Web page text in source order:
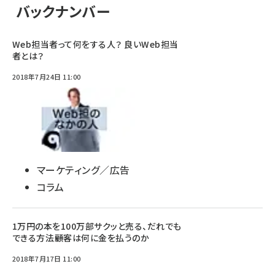
バックナンバー
Web担当者って何をする人？ 良いWeb担当
者とは？
2018年7月24日 11:00
マーケティング／広告
コラム
1万円の本を100万部サクッと売る、だれでも
できる方法――顧客は何に金を払うのか
2018年7月17日 11:00